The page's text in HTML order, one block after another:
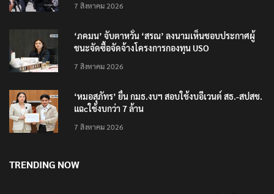
7 สิงหาคม 2026
‘ภคมน’ จับตาหวั่น ‘สรณ’ ลงนามเห็นชอบประกาศผู้
ชนะจัดซื้อจัดจ้างโครงการกองทุน USO
7 สิงหาคม 2026
‘หมอสุภัทร’ ยื่น กมธ.งบฯ สอบใช้งบอีเวนต์ สธ.-สปสช.
แฉcใช้งบกว่า 7 ล้าน
7 สิงหาคม 2026
TRENDING NOW